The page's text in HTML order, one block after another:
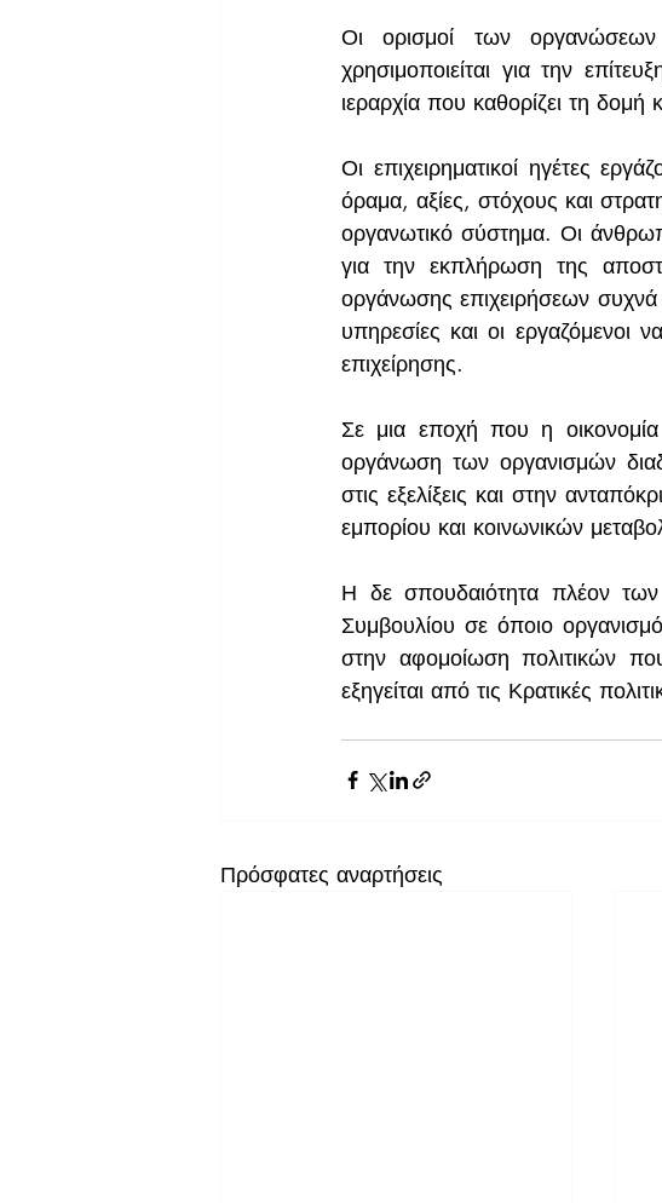
Οι ορισμοί των
χρησιμοποιείται για την
ιεραρχία που καθορίζει τη δομή
Οι επιχειρηματικοί ηγέτες
όραμα, αξίες, στόχους και
οργανωτικό σύστημα. Οι
για την εκπλήρωση της
οργάνωσης επιχειρήσεων συχνά
υπηρεσίες και οι εργαζόμενοι
επιχείρησης.
Σε μια εποχή που η οικονομία
οργάνωση των οργανισμών
στις εξελίξεις και στην
εμπορίου και κοινωνικών
Η δε σπουδαιότητα πλέον των
Συμβουλίου σε όποιο
στην αφομοίωση πολιτικών
εξηγείται από τις Κρατικές
Πρόσφατες αναρτήσεις